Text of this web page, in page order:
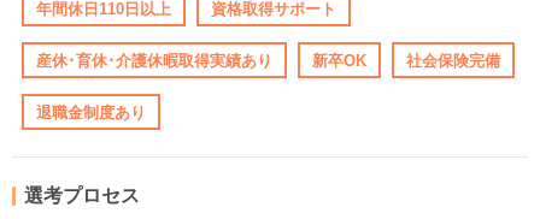
年間休日110日以上 資格取得サポート
産休･育休･介護休暇取得実績あり 新卒OK 社会保険完備
退職金制度あり
選考プロセス